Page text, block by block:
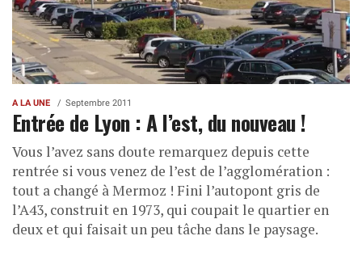
A LA UNE Septembre 2011
Entrée de Lyon : A l’est, du nouveau !
Vous l’avez sans doute remarquez depuis cette
rentrée si vous venez de l’est de l’agglomération :
tout a changé à Mermoz ! Fini l’autopont gris de
l’A43, construit en 1973, qui coupait le quartier en
deux et qui faisait un peu tâche dans le paysage.